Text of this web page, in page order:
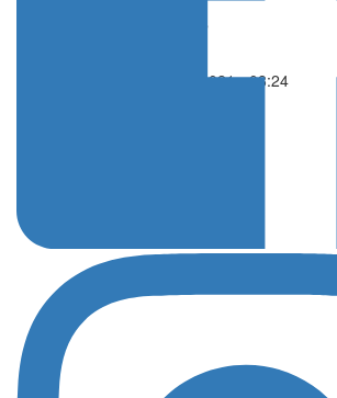
di Redazione
19 Marzo 2021 - 08:24